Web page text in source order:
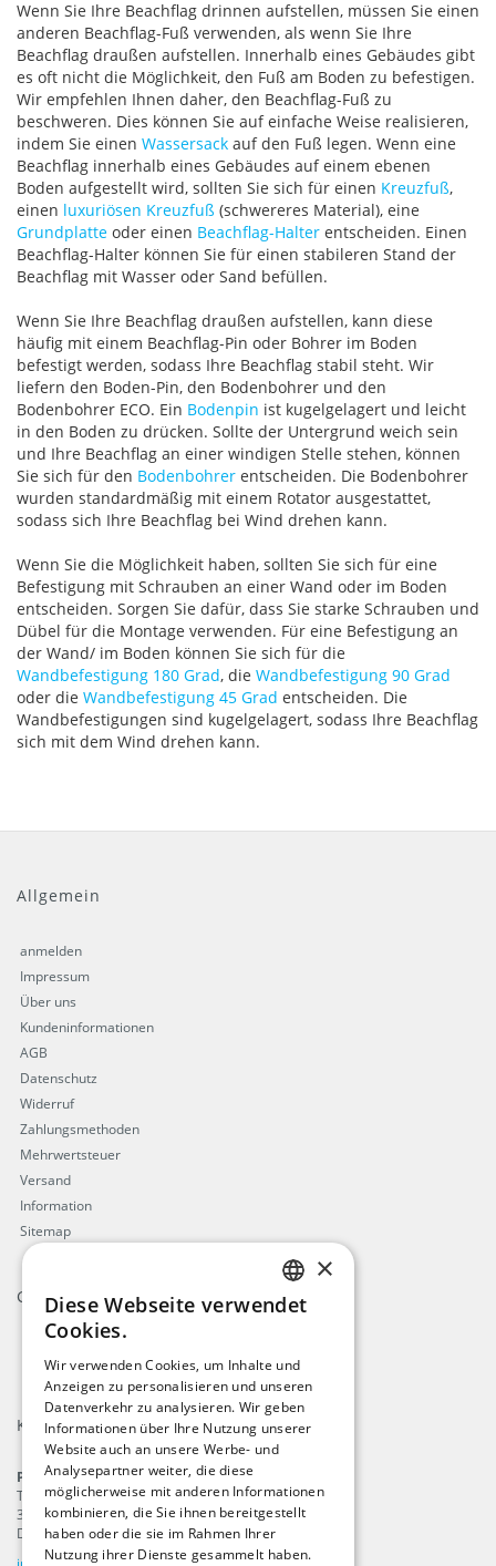
Wenn Sie Ihre Beachflag drinnen aufstellen, müssen Sie einen
anderen Beachflag-Fuß verwenden, als wenn Sie Ihre
Beachflag draußen aufstellen. Innerhalb eines Gebäudes gibt
es oft nicht die Möglichkeit, den Fuß am Boden zu befestigen.
Wir empfehlen Ihnen daher, den Beachflag-Fuß zu
beschweren. Dies können Sie auf einfache Weise realisieren,
indem Sie einen Wassersack auf den Fuß legen. Wenn eine
Beachflag innerhalb eines Gebäudes auf einem ebenen
Boden aufgestellt wird, sollten Sie sich für einen Kreuzfuß,
einen luxuriösen Kreuzfuß (schwereres Material), eine
Grundplatte oder einen Beachflag-Halter entscheiden. Einen
Beachflag-Halter können Sie für einen stabileren Stand der
Beachflag mit Wasser oder Sand befüllen.
Wenn Sie Ihre Beachflag draußen aufstellen, kann diese
häufig mit einem Beachflag-Pin oder Bohrer im Boden
befestigt werden, sodass Ihre Beachflag stabil steht. Wir
liefern den Boden-Pin, den Bodenbohrer und den
Bodenbohrer ECO. Ein Bodenpin ist kugelgelagert und leicht
in den Boden zu drücken. Sollte der Untergrund weich sein
und Ihre Beachflag an einer windigen Stelle stehen, können
Sie sich für den Bodenbohrer entscheiden. Die Bodenbohrer
wurden standardmäßig mit einem Rotator ausgestattet,
sodass sich Ihre Beachflag bei Wind drehen kann.
Wenn Sie die Möglichkeit haben, sollten Sie sich für eine
Befestigung mit Schrauben an einer Wand oder im Boden
entscheiden. Sorgen Sie dafür, dass Sie starke Schrauben und
Dübel für die Montage verwenden. Für eine Befestigung an
der Wand/ im Boden können Sie sich für die
Wandbefestigung 180 Grad, die Wandbefestigung 90 Grad
oder die Wandbefestigung 45 Grad entscheiden. Die
Wandbefestigungen sind kugelgelagert, sodass Ihre Beachflag
sich mit dem Wind drehen kann.
Allgemein
anmelden
Impressum
Über uns
Kundeninformationen
AGB
Datenschutz
Widerruf
Zahlungsmethoden
Mehrwertsteuer
Versand
Information
Sitemap
Gütesiegel
Kontakt
ProFlags B.V.
Tilbury 8
3897 AC,Zeewolde
Die Niederlande
ENGLISH
GERMAN
FRENCH
×
Diese Webseite verwendet
Cookies.
Wir verwenden Cookies, um Inhalte und
Anzeigen zu personalisieren und unseren
Datenverkehr zu analysieren. Wir geben
Informationen über Ihre Nutzung unserer
Website auch an unsere Werbe- und
Analysepartner weiter, die diese
möglicherweise mit anderen Informationen
kombinieren, die Sie ihnen bereitgestellt
haben oder die sie im Rahmen Ihrer
Nutzung ihrer Dienste gesammelt haben.